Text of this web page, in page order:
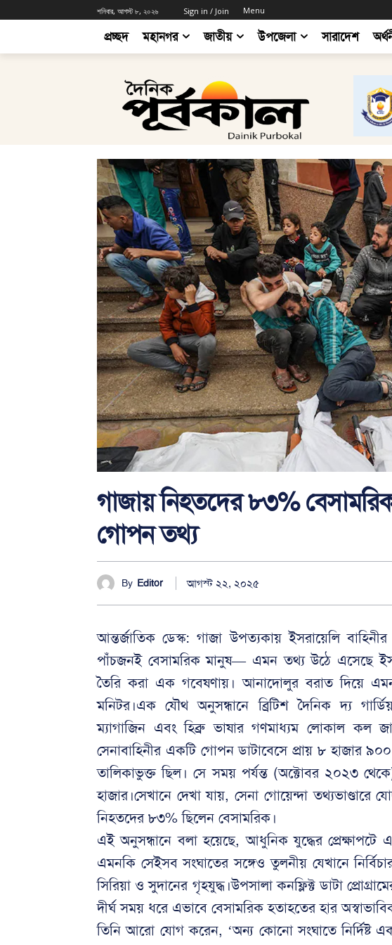
শনিবার, আগস্ট ৮, ২০২৬ Sign in / Join Menu
প্রচ্ছদ মহানগর জাতীয় উপজেলা সারাদেশ
গাজায় নিহতদের ৮৩%
গোপন তথ্য
By Editor আগস্ট ২২, ২০২৫
আন্তর্জাতিক ডেস্ক: গাজা উপত্যকায় ইসরায়েলি
পাঁচজনই বেসামরিক মানুষ— এমন তথ্য উঠে এসেছে
তৈরি করা এক গবেষণায়। আনাদোলুর বরাত দিয়ে
মনিটর।এক যৌথ অনুসন্ধানে ব্রিটিশ দৈনিক দ্য
ম্যাগাজিন এবং হিব্রু ভাষার গণমাধ্যম লোকাল কল
সেনাবাহিনীর একটি গোপন ডাটাবেসে প্রায় ৮ হাজার
তালিকাভুক্ত ছিল। সে সময় পর্যন্ত (অক্টোবর ২০২৩
হাজার।সেখানে দেখা যায়, সেনা গোয়েন্দা তথ্যভাণ্ডারে
নিহতদের ৮৩% ছিলেন বেসামরিক।
এই অনুসন্ধানে বলা হয়েছে, আধুনিক যুদ্ধের প্রেক্ষাপটে
এমনকি সেইসব সংঘাতের সঙ্গেও তুলনীয় যেখানে
সিরিয়া ও সুদানের গৃহযুদ্ধ।উপসালা কনফ্লিক্ট ডাটা
দীর্ঘ সময় ধরে এভাবে বেসামরিক হতাহতের হার
তিনি আরো যোগ করেন, ‘অন্য কোনো সংঘাতে নির্দিষ্ট